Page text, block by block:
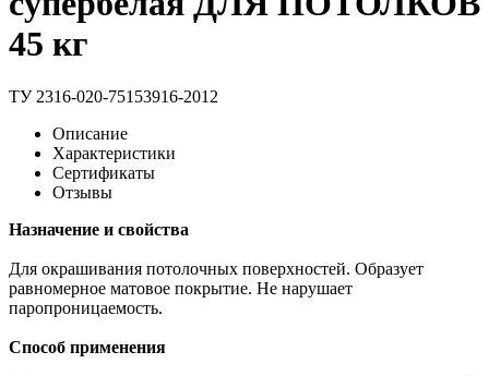
45 кг
ТУ 2316-020-75153916-2012
Описание
Характеристики
Сертификаты
Отзывы
Назначение и свойства
Для окрашивания потолочных поверхностей. Образует
равномерное матовое покрытие. Не нарушает
паропроницаемость.
Способ применения